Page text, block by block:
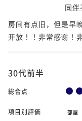
同伴
房间有点旧，但是早
开放！！非常感谢！
30代前半
総合点
項目別評価 部屋